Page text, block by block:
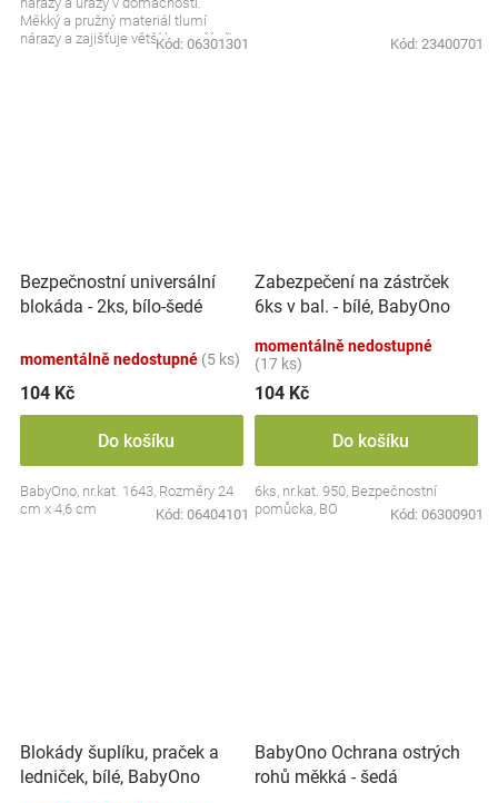
Měkký a pružný materiál tlumí
nárazy a zajišťuje větší bezpečí při
Kód: 06301301 Kód: 23400701
Bezpečnostní universální
blokáda - 2ks, bílo-šedé
momentálně nedostupné (5 ks)
104 Kč
Do košíku
BabyOno, nr.kat. 1643, Rozměry 24
cm x 4,6 cm
Kód: 06404101
Zabezpečení na zástrček
6ks v bal. - bílé, BabyOno
momentálně nedostupné
(17 ks)
104 Kč
Do košíku
6ks, nr.kat. 950, Bezpečnostní
pomůcka, BO
Kód: 06300901
Blokády šuplíku, praček a
ledniček, bílé, BabyOno
BabyOno Ochrana ostrých
rohů měkká - šedá